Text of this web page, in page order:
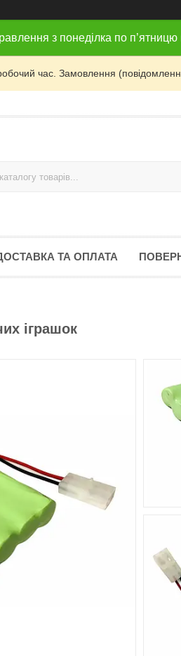
з понеділка по п’ятницю
час. Замовлення
ТА ОПЛАТА
іграшок